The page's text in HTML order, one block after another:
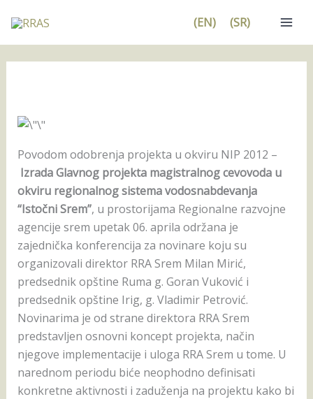
na
sadržaj
(EN) (SR)
Povodom odobrenja projekta u okviru NIP 2012 –
Izrada Glavnog projekta magistralnog cevovoda u
okviru regionalnog sistema vodosnabdevanja
“Istočni Srem”, u prostorijama Regionalne razvojne
agencije srem upetak 06. aprila održana je
zajednička konferencija za novinare koju su
organizovali direktor RRA Srem Milan Mirić,
predsednik opštine Ruma g. Goran Vuković i
predsednik opštine Irig, g. Vladimir Petrović.
Novinarima je od strane direktora RRA Srem
predstavljen osnovni koncept projekta, način
njegove implementacije i uloga RRA Srem u tome. U
narednom periodu biće neophodno definisati
konkretne aktivnosti i zaduženja na projektu kako bi